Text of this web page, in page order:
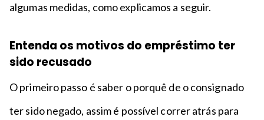
algumas medidas, como explicamos a seguir.
Entenda os motivos do empréstimo ter
sido recusado
O primeiro passo é saber o porquê de o consignado
ter sido negado, assim é possível correr atrás para